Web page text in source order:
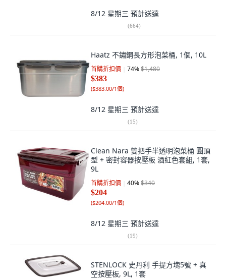
8/12 星期三 預計送達
(664)
Haatz 不鏽鋼長方形泡菜桶, 1個, 10L
首購折扣價 74%$1,480
$383
($383.00/1個)
8/12 星期三 預計送達
(15)
Clean Nara 雙把手半透明泡菜桶 圓頂
型 + 密封容器按壓板 酒紅色套組, 1套,
9L
首購折扣價 40%$340
$204
($204.00/1個)
8/12 星期三 預計送達
(19)
STENLOCK 史丹利 手提方塊5號 + 真
空按壓板, 9L, 1套